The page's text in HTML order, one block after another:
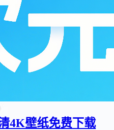
4K壁纸免费下载